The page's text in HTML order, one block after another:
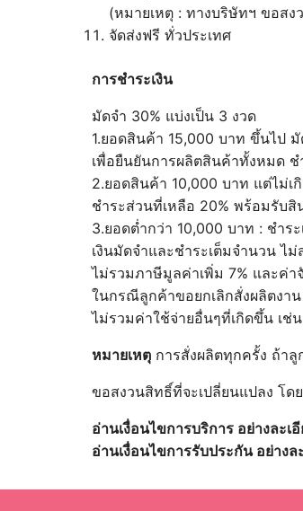
(หมายเหตุ : ทางบริษัทฯ ขอส
จัดส่งฟรี ทั่วประเทศ
การชำระเงิน
มัดจำ 30% แบ่งเป็น 3 งวด
1.ยอดสินค้า 15,000 บาท ขึ้นไป มั
เพื่อยืนยันการผลิตสินค้าทั้งหมด
2.ยอดสินค้า 10,000 บาท แต่ไม่เ
ชำระส่วนที่เหลือ 20% พร้อมรับ
3.ยอดต่ำกว่า 10,000 บาท : ชำร
เงินมัดจำและชำระเต็มจำนวน ไ
ไม่รวมภาษีมูลค่าเพิ่ม 7% และค่า
ในกรณีลูกค้าขอยกเลิกสั่งผลิตงา
ไม่รวมค่าใช้จ่ายอื่นๆที่เกิดขึ้น เ
หมายเหตุ การสั่งผลิตทุกครั้ง ถ้า
ขอสงวนสิทธิ์ที่จะเปลี่ยนแปลง โ
อ่านเงื่อนไขการบริการ อย่างละเ
อ่านเงื่อนไขการรับประกัน อย่างล